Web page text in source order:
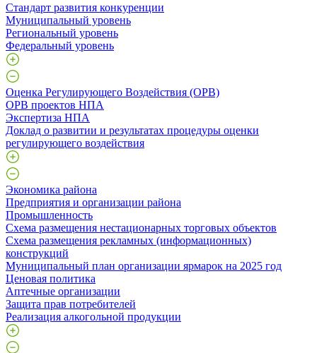
Стандарт развития конкуренции
Муниципальный уровень
Региональный уровень
Федеральный уровень
Оценка Регулирующего Воздействия (ОРВ)
ОРВ проектов НПА
Экспертиза НПА
Доклад о развитии и результатах процедуры оценки
регулирующего воздействия
Экономика района
Предприятия и организации района
Промышленность
Схема размещения нестационарных торговых объектов
Схема размещения рекламных (информационных)
конструкций
Муниципальный план организации ярмарок на 2025 год
Ценовая политика
Аптечные организации
Защита прав потребителей
Реализация алкогольной продукции